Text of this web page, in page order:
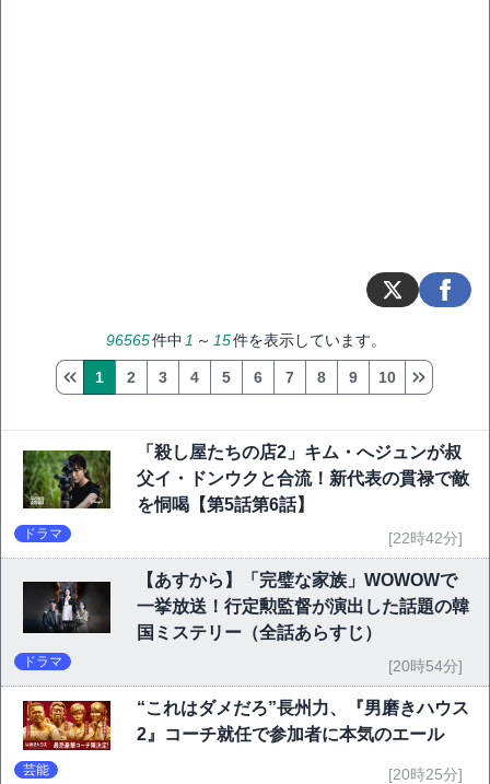
96565件中 1 ～ 15件を表示しています。
1 2 3 4 5 6 7 8 9 10
「殺し屋たちの店2」キム・へジュンが叔
父イ・ドンウクと合流！新代表の貫禄で敵
を恫喝【第5話第6話】
ドラマ [22時42分]
【あすから】「完璧な家族」WOWOWで
一挙放送！行定勲監督が演出した話題の韓
国ミステリー（全話あらすじ）
ドラマ [20時54分]
“これはダメだろ”長州力、『男磨きハウス
2』コーチ就任で参加者に本気のエール
芸能 [20時25分]